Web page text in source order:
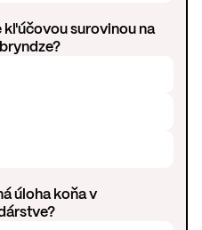
surovinou na
úloha koňa v